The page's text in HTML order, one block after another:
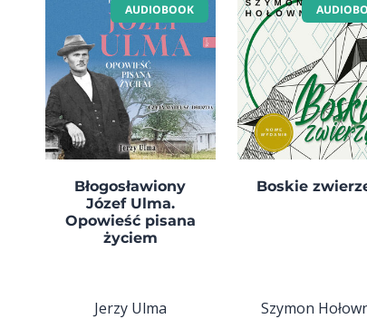
AUDIOBOOK
Błogosławiony
Józef Ulma.
Opowieść pisana
życiem
Jerzy Ulma
Boskie
Szymon